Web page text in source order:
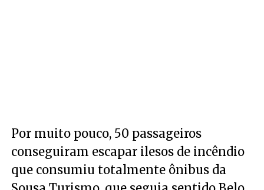
Por muito pouco, 50 passageiros
conseguiram escapar ilesos de incêndio
que consumiu totalmente ônibus da